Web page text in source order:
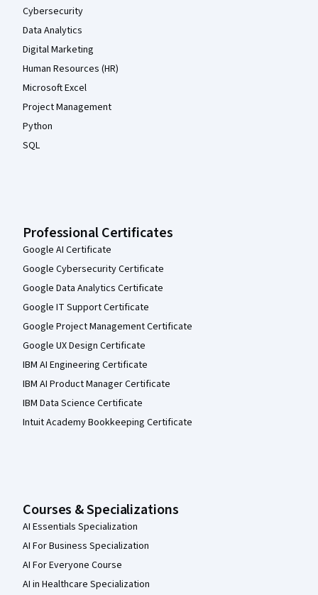
Cybersecurity
Data Analytics
Digital Marketing
Human Resources (HR)
Microsoft Excel
Project Management
Python
SQL
Professional Certificates
Google AI Certificate
Google Cybersecurity Certificate
Google Data Analytics Certificate
Google IT Support Certificate
Google Project Management Certificate
Google UX Design Certificate
IBM AI Engineering Certificate
IBM AI Product Manager Certificate
IBM Data Science Certificate
Intuit Academy Bookkeeping Certificate
Courses & Specializations
AI Essentials Specialization
AI For Business Specialization
AI For Everyone Course
AI in Healthcare Specialization